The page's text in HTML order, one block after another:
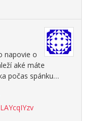
napovie o
aké máte
počas spánku…